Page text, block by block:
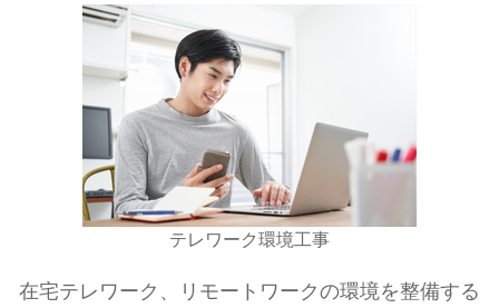
テレワーク環境工事
在宅テレワーク、リモートワークの環境を整備する